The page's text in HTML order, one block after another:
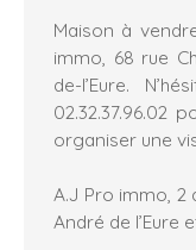
Maison à
immo, 68 rue
de-l’Eure.
02.32.37.96.02
organiser une
A.J Pro immo,
André de l’Eure